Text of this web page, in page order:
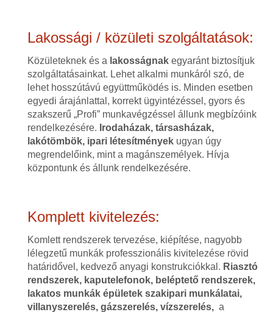
Lakossági / közületi szolgáltatások:
Közületeknek és a lakosságnakegyaránt biztosítjuk
szolgáltatásainkat. Lehet alkalmi munkáról szó, de
lehet hosszútávú együttműködés is. Minden esetben
egyedi árajánlattal, korrekt ügyintézéssel, gyors és
szakszerű „Profi” munkavégzéssel állunk megbízóink
rendelkezésére. Irodaházak, társasházak,
lakótömbök, ipari létesítményekugyan úgy
megrendelőink, mint a magánszemélyek. Hívja
központunk és állunk rendelkezésére.
Komplett kivitelezés:
Komlett rendszerek tervezése, kiépítése, nagyobb
lélegzetű munkák professzionális kivitelezése rövid
határidővel, kedvező anyagi konstrukciókkal. Riasztó
rendszerek, kaputelefonok, beléptető rendszerek,
lakatos munkák épületek szakipari munkálatai,
villanyszerelés, gázszerelés, vízszerelés,a